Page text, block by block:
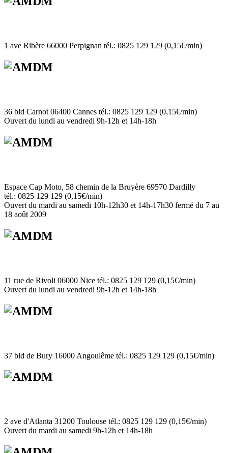
1 ave Ribère 66000 Perpignan tél.: 0825 129 129 (0,15€/min)
36 bld Carnot 06400 Cannes tél.: 0825 129 129 (0,15€/min)
Ouvert du lundi au vendredi 9h-12h et 14h-18h
Espace Cap Moto, 58 chemin de la Bruyère 69570 Dardilly
tél.: 0825 129 129 (0,15€/min)
Ouvert du mardi au samedi 10h-12h30 et 14h-17h30 fermé du 7 au
18 août 2009
11 rue de Rivoli 06000 Nice tél.: 0825 129 129 (0,15€/min)
Ouvert du lundi au vendredi 9h-12h et 14h-18h
37 bld de Bury 16000 Angoulême tél.: 0825 129 129 (0,15€/min)
2 ave d'Atlanta 31200 Toulouse tél.: 0825 129 129 (0,15€/min)
Ouvert du mardi au samedi 9h-12h et 14h-18h